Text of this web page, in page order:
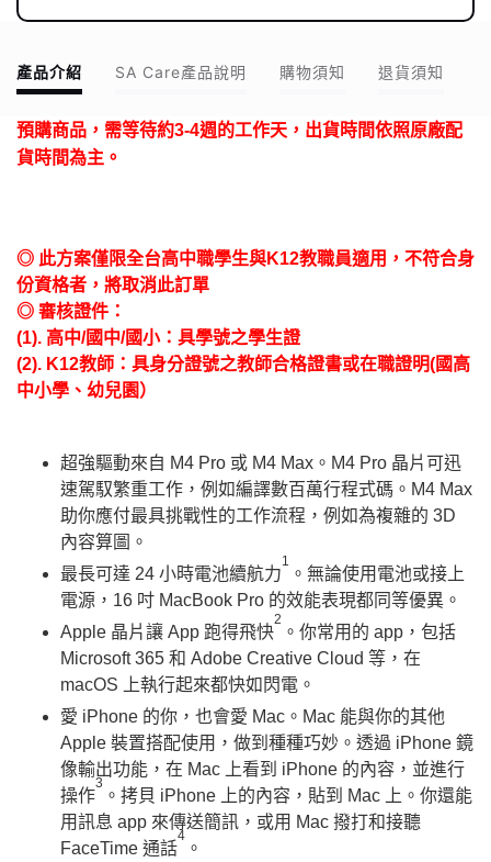
產品介紹 SA Care產品說明 購物須知 退貨須知
預購商品，需等待約3-4週的工作天，出貨時間依照原廠配
貨時間為主。
◎ 此方案僅限全台高中職學生與K12教職員適用，不符合身
份資格者，將取消此訂單
◎ 審核證件：
(1). 高中/國中/國小：具學號之學生證
(2). K12教師：具身分證號之教師合格證書或在職證明(國高
中小學、幼兒園）
超強驅動來自 M4 Pro 或 M4 Max。M4 Pro 晶片可迅
速駕馭繁重工作，例如編譯數百萬行程式碼。M4 Max
助你應付最具挑戰性的工作流程，例如為複雜的 3D
內容算圖。
最長可達 24 小時電池續航力
1
。無論使用電池或接上
電源，16 吋 MacBook Pro 的效能表現都同等優異。
Apple 晶片讓 App 跑得飛快
2
。你常用的 app，包括
Microsoft 365 和 Adobe Creative Cloud 等，在
macOS 上執行起來都快如閃電。
愛 iPhone 的你，也會愛 Mac。Mac 能與你的其他
Apple 裝置搭配使用，做到種種巧妙。透過 iPhone 鏡
像輸出功能，在 Mac 上看到 iPhone 的內容，並進行
操作
3
。拷貝 iPhone 上的內容，貼到 Mac 上。你還能
用訊息 app 來傳送簡訊，或用 Mac 撥打和接聽
FaceTime 通話
4
。